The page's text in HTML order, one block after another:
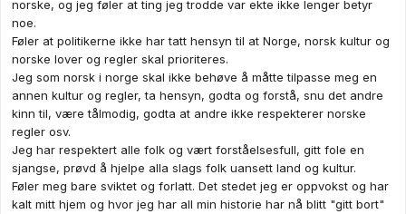
norske, og jeg føler at ting jeg trodde var ekte ikke lenger betyr
noe.
Føler at politikerne ikke har tatt hensyn til at Norge, norsk kultur og
norske lover og regler skal prioriteres.
Jeg som norsk i norge skal ikke behøve å måtte tilpasse meg en
annen kultur og regler, ta hensyn, godta og forstå, snu det andre
kinn til, være tålmodig, godta at andre ikke respekterer norske
regler osv.
Jeg har respektert alle folk og vært forståelsesfull, gitt fole en
sjangse, prøvd å hjelpe alla slags folk uansett land og kultur.
Føler meg bare sviktet og forlatt. Det stedet jeg er oppvokst og har
kalt mitt hjem og hvor jeg har all min historie har nå blitt "gitt bort"